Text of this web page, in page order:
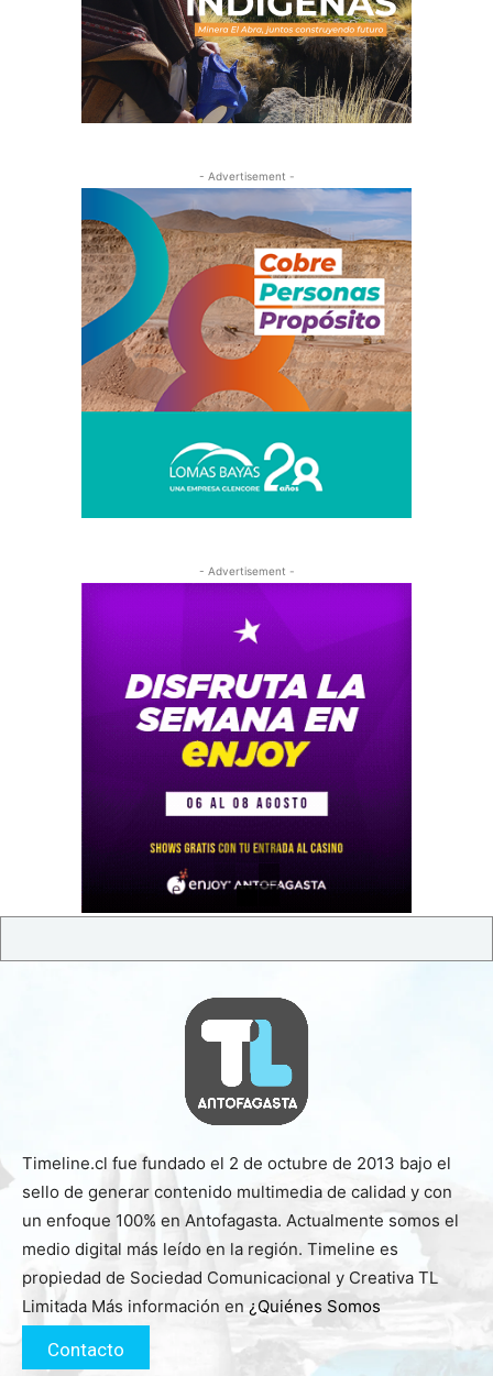
- Advertisement -
- Advertisement -
Timeline.cl fue fundado el 2 de octubre de 2013 bajo el
sello de generar contenido multimedia de calidad y con
un enfoque 100% en Antofagasta. Actualmente somos el
medio digital más leído en la región. Timeline es
propiedad de Sociedad Comunicacional y Creativa TL
Limitada Más información en ¿Quiénes Somos
Contacto